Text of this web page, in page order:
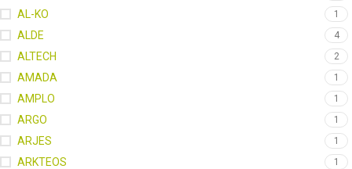
AL-KO 1
ALDE 4
ALTECH 2
AMADA 1
AMPLO 1
ARGO 1
ARJES 1
ARKTEOS 1